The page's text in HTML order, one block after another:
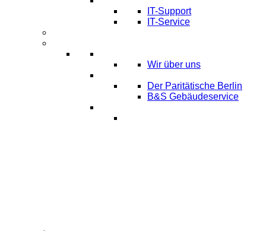
IT-Support
IT-Service
Wir über uns
Der Paritätische Berlin
B&S Gebäudeservice